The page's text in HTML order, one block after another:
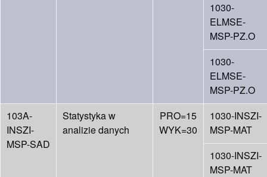
1030-
ELMSE-
MSP-PZ.O
1030-
ELMSE-
MSP-PZ.O
103A-
INSZI-
MSP-SAD
Statystyka w
analizie danych
PRO=15
WYK=30
1030-INSZI-
MSP-MAT
1030-INSZI-
MSP-MAT